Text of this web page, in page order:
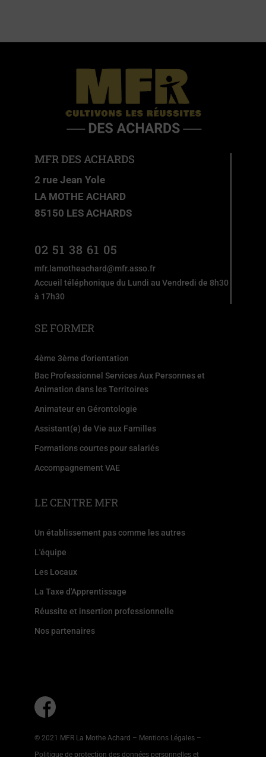
MFR DES ACHARDS
2 rue Jean Yole
LA MOTHE ACHARD
85150 LES ACHARDS
02 51 38 61 05
mfr.lamotheachard@mfr.asso.fr
Accueil téléphonique du Lundi au Vendredi de 8h30
à 17h30
SE FORMER
4ème 3ème d'orientation
Bac Professionnel Services Aux Personnes et
Animation dans les Territoires
Animateur en Gérontologie
Assistant(e) de Vie aux Familles
Formations courtes pour salariés
Accompagnement VAE
LE CENTRE MFR
Un établissement pas comme les autres
L'équipe
Les Locaux
La Taxe d'Apprentissage
Réussite et insertion professionnelle
Nos partenaires
© 2021 MFR La Mothe Achard – Mentions Légales –
Politique de protection des données personnelles et